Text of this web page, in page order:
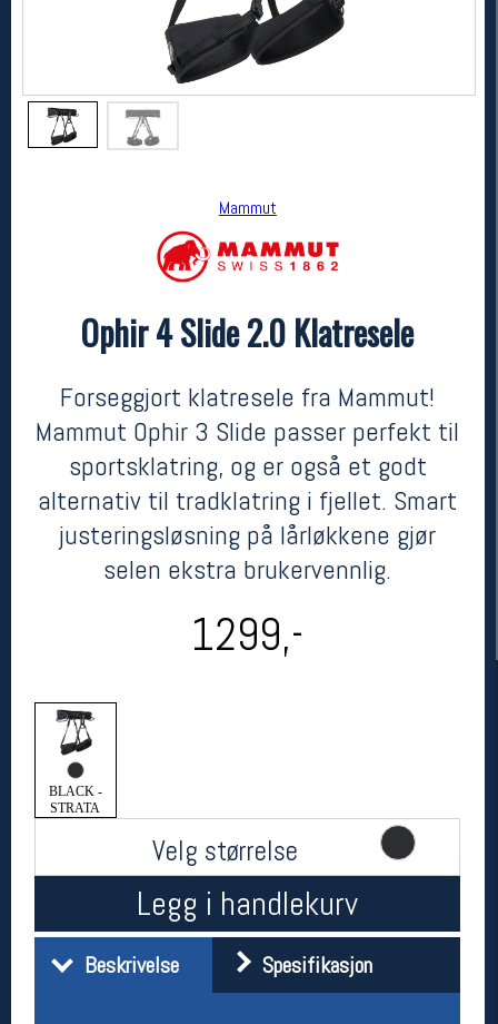
Mammut
Ophir 4 Slide 2.0 Klatresele
Forseggjort klatresele fra Mammut!
Mammut Ophir 3 Slide passer perfekt til
sportsklatring, og er også et godt
alternativ til tradklatring i fjellet. Smart
justeringsløsning på lårløkkene gjør
selen ekstra brukervennlig.
1299,-
BLACK -
STRATA
Velg størrelse
Legg i handlekurv
Beskrivelse Spesifikasjon
Mammut
kr 1299
Her finner du oss
Oslo Sportslager
Torggata 20
Telefon: 23 32 62 00
(telefontid man-fredag klokken 10-13)
Vis i kart
Om oss
Kontakt oss